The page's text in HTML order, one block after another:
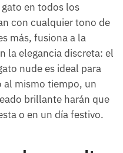
en todos los
con cualquier tono de
más, fusiona a la
la elegancia discreta: el
nude es ideal para
al mismo tiempo, un
brillante harán que
o en un día festivo.